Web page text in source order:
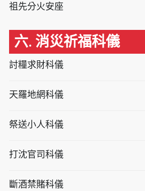
祖先分火安座
六. 消災祈福科儀
討糧求財科儀
天羅地網科儀
祭送小人科儀
打沈官司科儀
斷酒禁賭科儀